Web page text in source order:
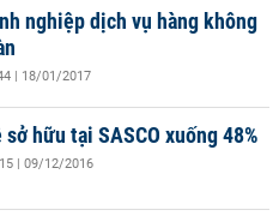
nghiệp dịch vụ hàng không
| 18/01/2017
hữu tại SASCO xuống 48%
| 09/12/2016